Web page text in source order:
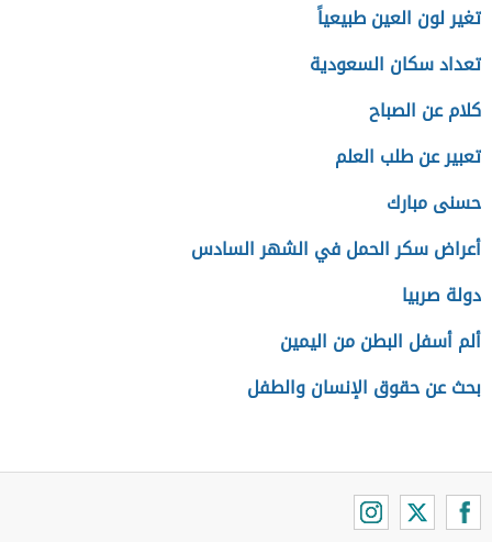
تغير لون العين طبيعياً
تعداد سكان السعودية
كلام عن الصباح
تعبير عن طلب العلم
حسنى مبارك
أعراض سكر الحمل في الشهر السادس
دولة صربيا
ألم أسفل البطن من اليمين
بحث عن حقوق الإنسان والطفل